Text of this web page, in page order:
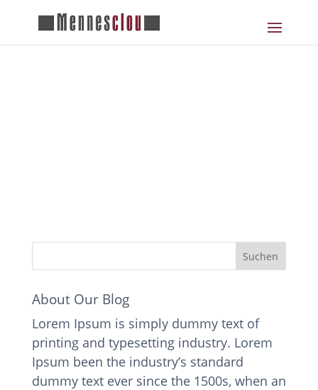
About Our Blog
Lorem Ipsum is simply dummy text of
printing and typesetting industry. Lorem
Ipsum been the industry’s standard
dummy text ever since the 1500s, when an